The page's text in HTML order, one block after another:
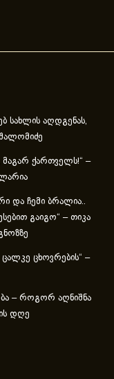
სახლის აღდგენას,
ქართველს!“ –
და ჩემი ბრალია..
გაიგო“ – თიკა
ცალ­კე ცხოვ­რე­ბის“ –
– როგორ აღნიშნა
დღე